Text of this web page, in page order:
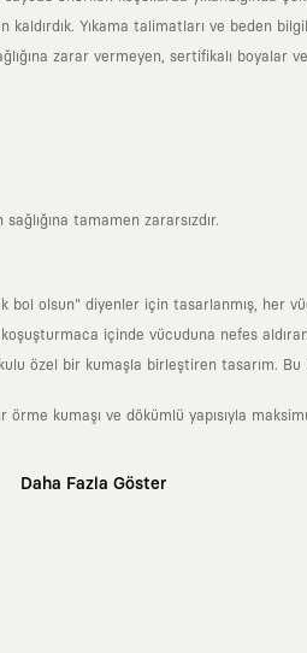
Yıkama talimatları ve beden
zarar vermeyen, sertifikalı
tamamen zararsızdır.
olsun" diyenler için tasarlanmış, her
içinde vücuduna nefes
özel bir kumaşla birleştiren
kumaşı ve dökümlü yapısıyla
Daha Fazla Göster